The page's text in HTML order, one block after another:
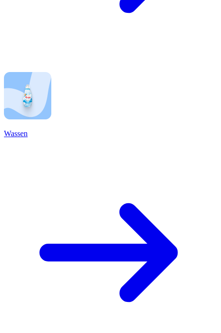
Wassen